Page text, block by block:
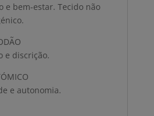
e bem-estar. Tecido não
e discrição.
e autonomia.